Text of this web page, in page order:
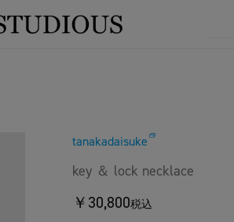
tanakadaisuke
key ＆ lock necklace
￥30,800税込